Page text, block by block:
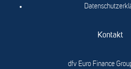
Kontakt
dfv Euro Finance